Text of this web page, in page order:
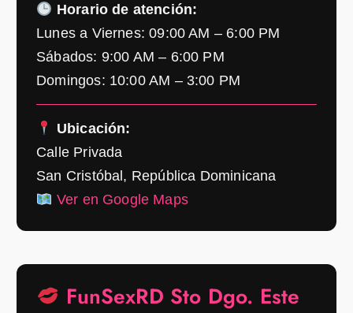
Horario de atención:
Lunes a Viernes: 09:00 AM – 6:00 PM
Sábados: 9:00 AM – 6:00 PM
Domingos: 10:00 AM – 3:00 PM
Ubicación:
Calle Privada
San Cristóbal, República Dominicana
Ver en Google Maps
FunSexRD Sto Dgo. Este